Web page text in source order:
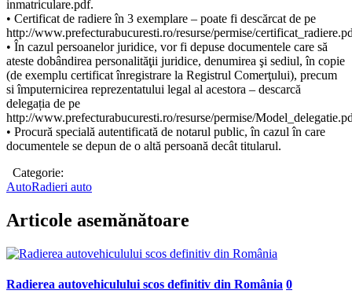
inmatriculare.pdf.
• Certificat de radiere în 3 exemplare – poate fi descărcat de pe
http://www.prefecturabucuresti.ro/resurse/permise/
• În cazul persoanelor juridice, vor fi depuse documentele care să
ateste dobândirea personalităţii juridice, denumirea şi sediul, în copie
(de exemplu certificat înregistrare la Registrul Comerţului), precum
si împuternicirea reprezentatului legal al acestora – descarcă
delegația de pe
http://www.prefecturabucuresti.ro/resurse/permise/
• Procură specială autentificată de notarul public, în cazul în care
documentele se depun de o altă persoană decât titularul.
Categorie:
AutoRadieri auto
Articole asemănătoare
Radierea autovehiculului scos definitiv din România 0